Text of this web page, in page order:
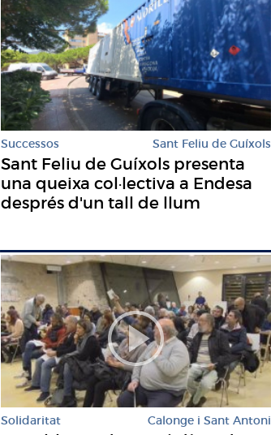
Successos Sant Feliu de Guíxols
Sant Feliu de Guíxols presenta
una queixa col·lectiva a Endesa
després d'un tall de llum
Solidaritat Calonge i Sant Antoni